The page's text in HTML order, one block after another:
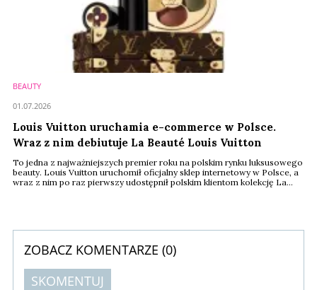
BEAUTY
Louis Vuitton uruchamia e-commerce w Polsce.
Wraz z nim debiutuje La Beauté Louis Vuitton
To jedna z najważniejszych premier roku na polskim rynku luksusowego
beauty. Louis Vuitton uruchomił oficjalny sklep internetowy w Polsce, a
wraz z nim po raz pierwszy udostępnił polskim klientom kolekcję La
01.07.2026
ZOBACZ KOMENTARZE (0)
SKOMENTUJ